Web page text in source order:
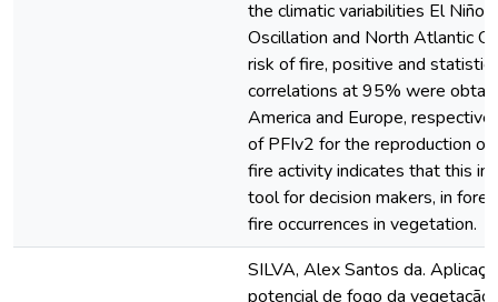
the climatic variabilities El Niño
Oscillation and North Atlantic
risk of fire, positive and
correlations at 95% were
America and Europe,
of PFIv2 for the reproduction of
fire activity indicates that this
tool for decision makers, in
fire occurrences in vegetation.
SILVA, Alex Santos da.
potencial de fogo da vegetação